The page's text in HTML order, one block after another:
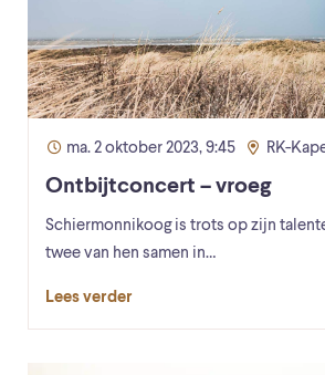
ma. 2 oktober 2023, 9:45 RK-
Ontbijtconcert – vroeg
Schiermonnikoog is trots op zijn
twee van hen samen in…
Lees verder